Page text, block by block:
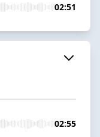
02:51
02:55